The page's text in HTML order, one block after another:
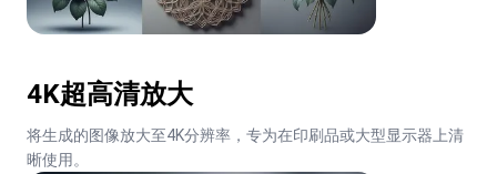
4K超高清放大
将生成的图像放大至4K分辨率，专为在印刷品或大型显示器上清
晰使用。